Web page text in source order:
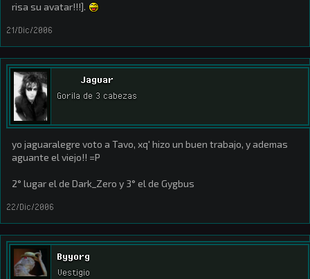
risa su avatar!!!].
21/Dic/2006
Jaguar
Gorila de 3 cabezas
yo jaguaralegre voto a Tavo, xq' hizo un buen trabajo, y ademas
aguante el viejo!! =P
2° lugar el de Dark_Zero y 3° el de Gygbus
22/Dic/2006
Byyorg
Vestigio